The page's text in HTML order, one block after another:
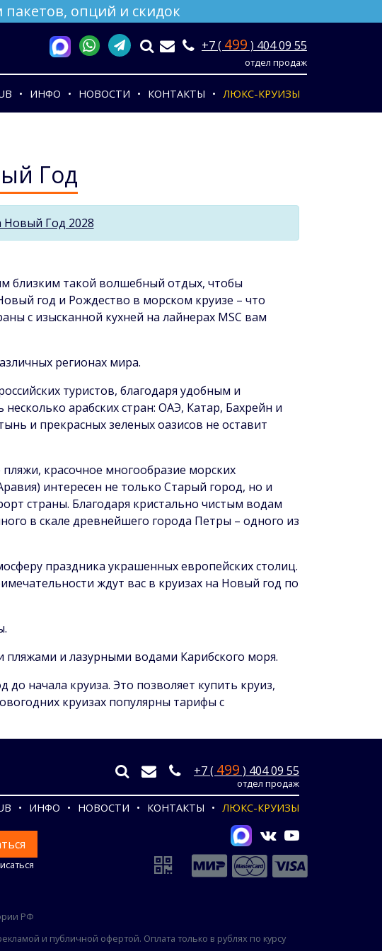
опций и скидок
+7 ( 499 ) 404 09 55
отдел продаж
ИНФО НОВОСТИ КОНТАКТЫ ЛЮКС-КРУИЗЫ
Год
Новый Год 2028
близким такой волшебный отдых, чтобы
год и Рождество в морском круизе – что
с изысканной кухней на лайнерах MSC вам
регионах мира.
туристов, благодаря удобным и
арабских стран: ОАЭ, Катар, Бахрейн и
и прекрасных зеленых оазисов не оставит
красочное многообразие морских
интересен не только Старый город, но и
страны. Благодаря кристально чистым водам
в скале древнейшего города Петры – одного из
праздника украшенных европейских столиц.
ждут вас в круизах на Новый год по
пляжами и лазурными водами Карибского моря.
начала круиза. Это позволяет купить круиз,
круизах популярны тарифы с
+7 ( 499 ) 404 09 55
отдел продаж
ИНФО НОВОСТИ КОНТАКТЫ ЛЮКС-КРУИЗЫ
РФ
и публичной офертой. Оплата только в рублях по курсу